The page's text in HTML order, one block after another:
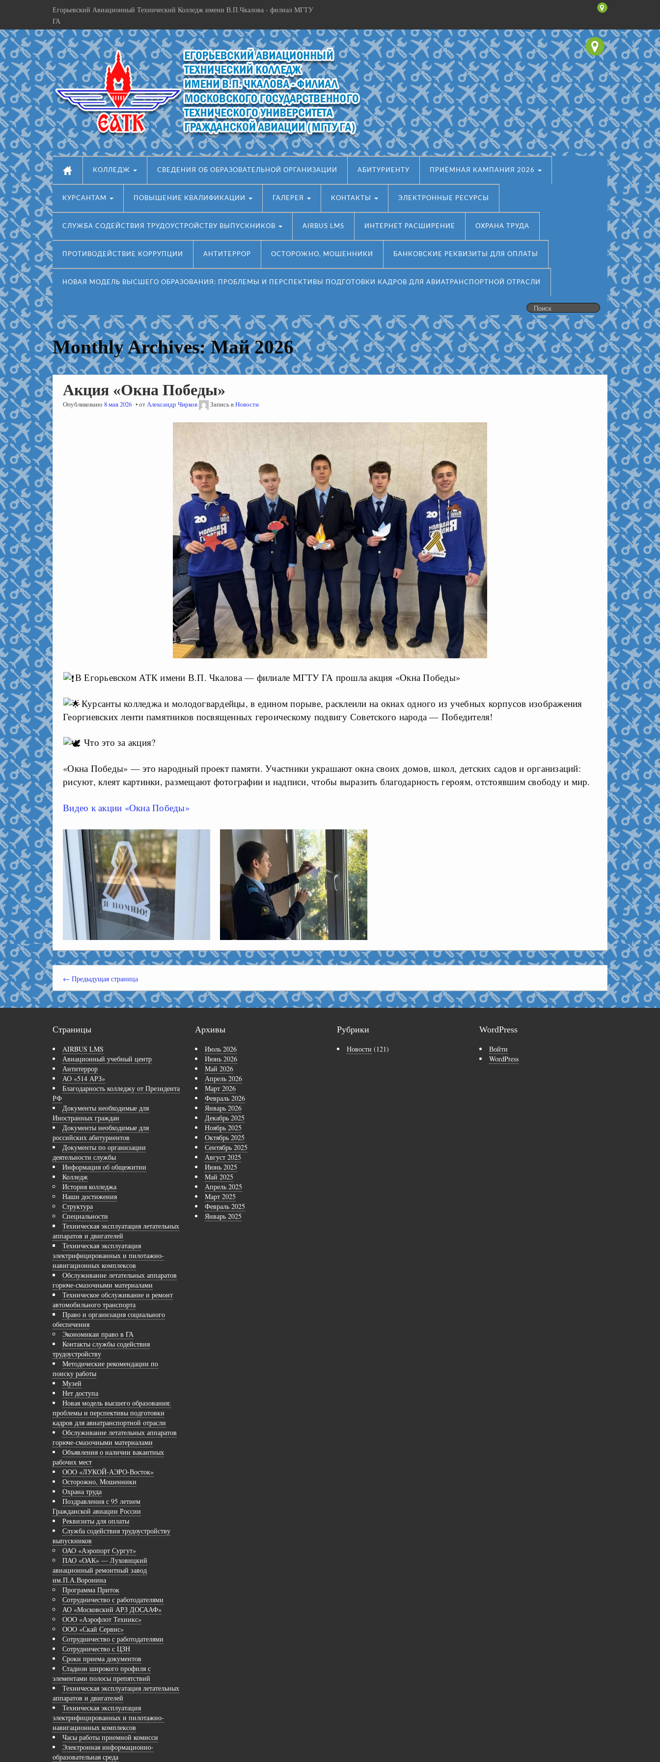
Егорьевский Авиационный Технический Колледж имени В.П.Чкалова - филиал МГТУ
ГА
КОЛЛЕДЖ СВЕДЕНИЯ ОБ ОБРАЗОВАТЕЛЬНОЙ ОРГАНИЗАЦИИ АБИТУРИЕНТУ ПРИЁМНАЯ КАМПАНИЯ 2026
КУРСАНТАМ ПОВЫШЕНИЕ КВАЛИФИКАЦИИ ГАЛЕРЕЯ КОНТАКТЫ ЭЛЕКТРОННЫЕ РЕСУРСЫ
СЛУЖБА СОДЕЙСТВИЯ ТРУДОУСТРОЙСТВУ ВЫПУСКНИКОВ AIRBUS LMS ИНТЕРНЕТ РАСШИРЕНИЕ ОХРАНА ТРУДА
ПРОТИВОДЕЙСТВИЕ КОРРУПЦИИ АНТИТЕРРОР ОСТОРОЖНО, МОШЕННИКИ БАНКОВСКИЕ РЕКВИЗИТЫ ДЛЯ ОПЛАТЫ
НОВАЯ МОДЕЛЬ ВЫСШЕГО ОБРАЗОВАНИЯ: ПРОБЛЕМЫ И ПЕРСПЕКТИВЫ ПОДГОТОВКИ КАДРОВ ДЛЯ АВИАТРАНСПОРТНОЙ ОТРАСЛИ
Monthly Archives:Май 2026
Акция «Окна Победы»
Опубликовано 8 мая 2026 отАлександр Чирков Запись вНовости
В Егорьевском АТК имени В.П. Чкалова — филиале МГТУ ГА прошла акция «Окна Победы»
Курсанты колледжа и молодогвардейцы, в едином порыве, расклеили на окнах одного из учебных корпусов изображения
Георгиевских ленти памятников посвященных героическому подвигу Советского народа — Победителя!
Что это за акция?
«Окна Победы» — это народный проект памяти. Участники украшают окна своих домов, школ, детских садов и организаций:
рисуют, клеят картинки, размещают фотографии и надписи, чтобы выразить благодарность героям, отстоявшим свободу и мир.
Видео к акции «Окна Победы»
← Предыдущая страница
Страницы
AIRBUS LMS
Авиационный учебный центр
Антитеррор
АО «514 АРЗ»
Благодарность колледжу от Президента
РФ
Документы необходимые для
Иностранных граждан
Документы необходимые для
российских абитуриентов
Документы по организации
деятельности службы
Информация об общежитии
Колледж
История колледжа
Наши достижения
Структура
Специальности
Техническая эксплуатация летательных
аппаратов и двигателей
Техническая эксплуатация
электрифицированных и пилотажно-
навигационных комплексов
Обслуживание летательных аппаратов
горюче-смазочными материалами
Техническое обслуживание и ремонт
автомобильного транспорта
Право и организация социального
обеспечения
Экономикаи право в ГА
Контакты службы содействия
трудоустройству
Методические рекомендации по
поиску работы
Музей
Нет доступа
Новая модель высшего образования:
проблемы и перспективы подготовки
кадров для авиатранспортной отрасли
Обслуживание летательных аппаратов
горюче-смазочными материалами
Объявления о наличии вакантных
рабочих мест
ООО «ЛУКОЙ-АЭРО-Восток»
Осторожно, Мошенники
Охрана труда
Поздравления с 95 летием
Гражданской авиации России
Реквизиты для оплаты
Служба содействия трудоустройству
выпускников
ОАО «Аэропорт Сургут»
ПАО «ОАК» — Луховицкий
авиационный ремонтный завод
им.П.А.Воронина
Программа Приток
Сотрудничество с работодателями
АО «Московский АРЗ ДОСААФ»
ООО «Аэрофлот Техникс»
ООО «Скай Сервис»
Сотрудничество с работодателями
Сотрудничество с ЦЗН
Сроки приема документов
Стадион широкого профиля с
элементами полосы препятствий
Техническая эксплуатация летательных
аппаратов и двигателей
Техническая эксплуатация
электрифицированных и пилотажно-
навигационных комплексов
Часы работы приемной комисси
Электронная информационно-
образовательная среда
Архивы
Июль 2026
Июнь 2026
Май 2026
Апрель 2026
Март 2026
Февраль 2026
Январь 2026
Декабрь 2025
Ноябрь 2025
Октябрь 2025
Сентябрь 2025
Август 2025
Июнь 2025
Май 2025
Апрель 2025
Март 2025
Февраль 2025
Январь 2025
Рубрики
Новости (121)
WordPress
Войти
WordPress